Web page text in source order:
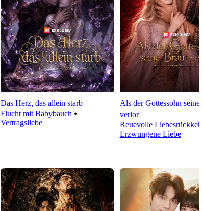
Das Herz, das allein starb
Flucht mit Babybauch ⦁
Vertragsliebe
Als der Gottessohn seine
verlor
Reuevolle
Erzwungene Liebe